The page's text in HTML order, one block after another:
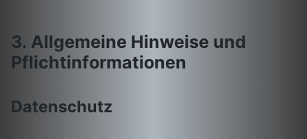
3. Allgemeine Hinweise und
Pflichtinformationen
Datenschutz